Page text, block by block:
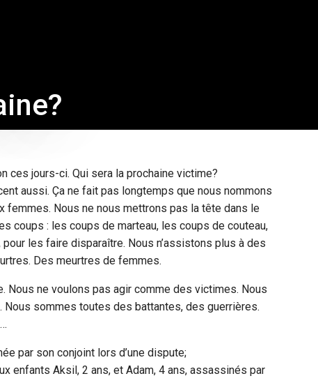
ces jours-ci. Qui sera la prochaine victime?
aussi. Ça ne fait pas longtemps que nous nommons
Nous ne nous mettrons pas la tête dans le
coups : les coups de marteau, les coups de couteau,
les faire disparaître. Nous n’assistons plus à des
Des meurtres de femmes.
Nous ne voulons pas agir comme des victimes. Nous
sommes toutes des battantes, des guerrières.
par son conjoint lors d’une dispute;
enfants Aksil, 2 ans, et Adam, 4 ans, assassinés par